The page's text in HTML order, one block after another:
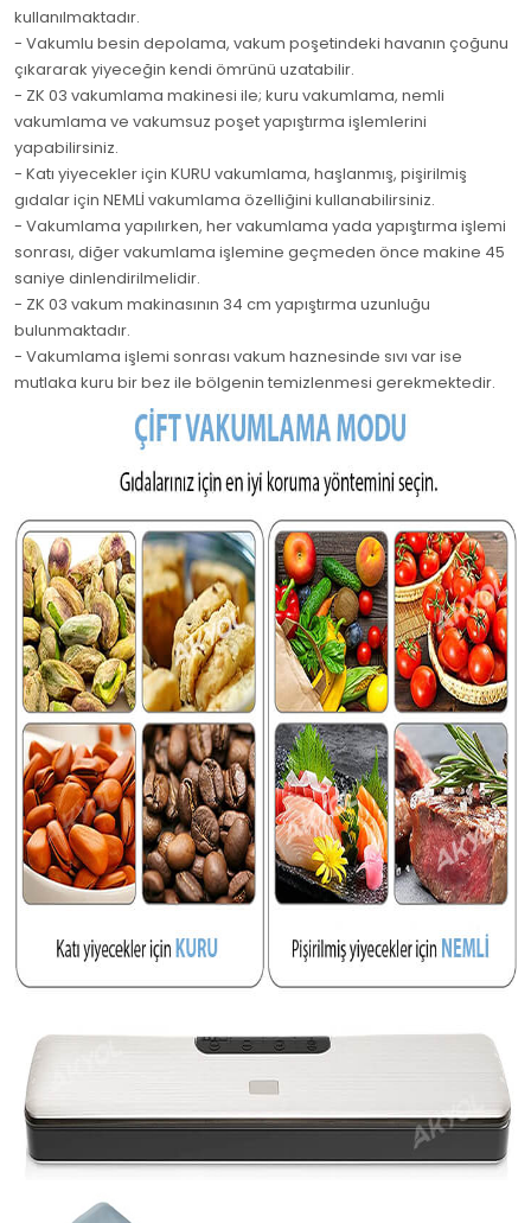
kullanılmaktadır.
- Vakumlu besin depolama, vakum poşetindeki havanın çoğunu
çıkararak yiyeceğin kendi ömrünü uzatabilir.
- ZK 03 vakumlama makinesi ile; kuru vakumlama, nemli
vakumlama ve vakumsuz poşet yapıştırma işlemlerini
yapabilirsiniz.
- Katı yiyecekler için KURU vakumlama, haşlanmış, pişirilmiş
gıdalar için NEMLİ vakumlama özelliğini kullanabilirsiniz.
- Vakumlama yapılırken, her vakumlama yada yapıştırma işlemi
sonrası, diğer vakumlama işlemine geçmeden önce makine 45
saniye dinlendirilmelidir.
- ZK 03 vakum makinasının 34 cm yapıştırma uzunluğu
bulunmaktadır.
- Vakumlama işlemi sonrası vakum haznesinde sıvı var ise
mutlaka kuru bir bez ile bölgenin temizlenmesi gerekmektedir.